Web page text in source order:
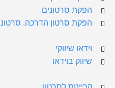
הפקת סרטונים
הפקת סרטון הדרכה.
וידאו שיווקי
שיווק בוידאו